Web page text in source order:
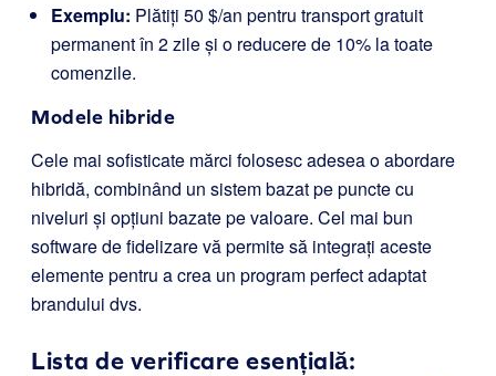
Exemplu: Plătiți 50 $/an pentru transport gratuit
permanent în 2 zile și o reducere de 10% la toate
comenzile.
Modele hibride
Cele mai sofisticate mărci folosesc adesea o abordare
hibridă, combinând un sistem bazat pe puncte cu
niveluri și opțiuni bazate pe valoare. Cel mai bun
software de fidelizare vă permite să integrați aceste
elemente pentru a crea un program perfect adaptat
brandului dvs.
Lista de verificare esențială: